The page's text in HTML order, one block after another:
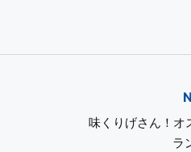
味くりげさん！オ
ラ